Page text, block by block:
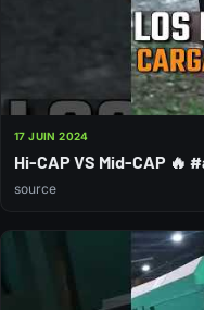
17 JUIN 2024
Hi-CAP VS Mid-CAP 🔥
source